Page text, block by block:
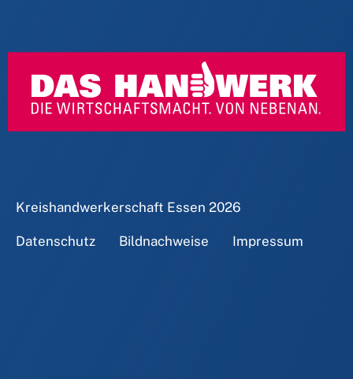
Kreishandwerkerschaft Essen 2026
Datenschutz Bildnachweise Impressum